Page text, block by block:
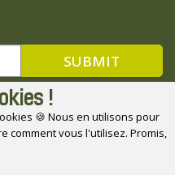
!
🍪 Nous en utilisons pour
comment vous l'utilisez. Promis,
ses partenaires